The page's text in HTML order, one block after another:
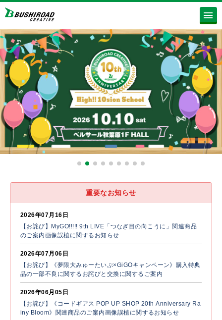
重要なお知らせ
2026年07月16日
【お詫び】MyGO!!!!! 9th LIVE「つなぎ目の向こうに」関連商品
のご案内画像誤植に関するお知らせ
2026年07月06日
【お詫び】《夢限大みゅーたいぷ×GiGOキャンペーン》購入特典
品の一部不良に関するお詫びと交換に関するご案内
2026年06月05日
【お詫び】《コードギアス POP UP SHOP 20th Anniversary Ra
iny Bloom》関連商品のご案内画像誤植に関するお知らせ